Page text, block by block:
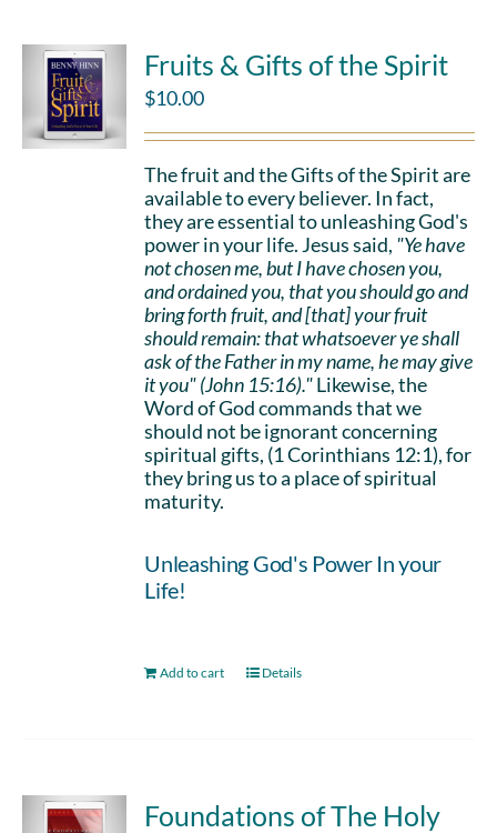
Fruits & Gifts of the Spirit
$10.00
The fruit and the Gifts of the Spirit are
available to every believer. In fact,
they are essential to unleashing God's
power in your life. Jesus said, "Ye have
not chosen me, but I have chosen you,
and ordained you, that you should go and
bring forth fruit, and [that] your fruit
should remain: that whatsoever ye shall
ask of the Father in my name, he may give
it you" (John 15:16)."Likewise, the
Word of God commands that we
should not be ignorant concerning
spiritual gifts, (1 Corinthians 12:1), for
they bring us to a place of spiritual
maturity.
Unleashing God's Power In your
Life!
Add to cart Details
Foundations of The Holy